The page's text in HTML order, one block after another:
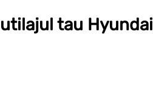
tau Hyundai